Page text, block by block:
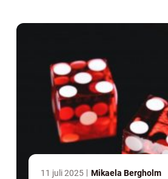
11 juli 2025 Mikaela Bergholm